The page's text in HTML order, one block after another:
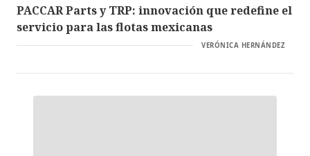
PACCAR Parts y TRP: innovación que redefine el
servicio para las flotas mexicanas
VERÓNICA HERNÁNDEZ